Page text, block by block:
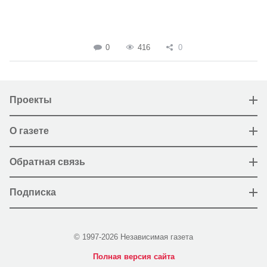
0 416 0
Проекты
О газете
Обратная связь
Подписка
© 1997-2026 Независимая газета
Полная версия сайта